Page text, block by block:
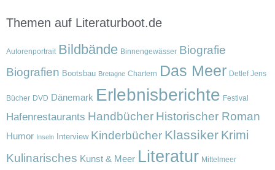
Themen auf Literaturboot.de
Autorenportrait Bildbände Binnengewässer Biografie
Biografien Bootsbau Bretagne Chartern Das Meer Detlef Jens
Bücher DVD Dänemark Erlebnisberichte Festival
Hafenrestaurants Handbücher Historischer Roman
Humor Inseln Interview Kinderbücher Klassiker Krimi
Kulinarisches Kunst & Meer Literatur Mittelmeer